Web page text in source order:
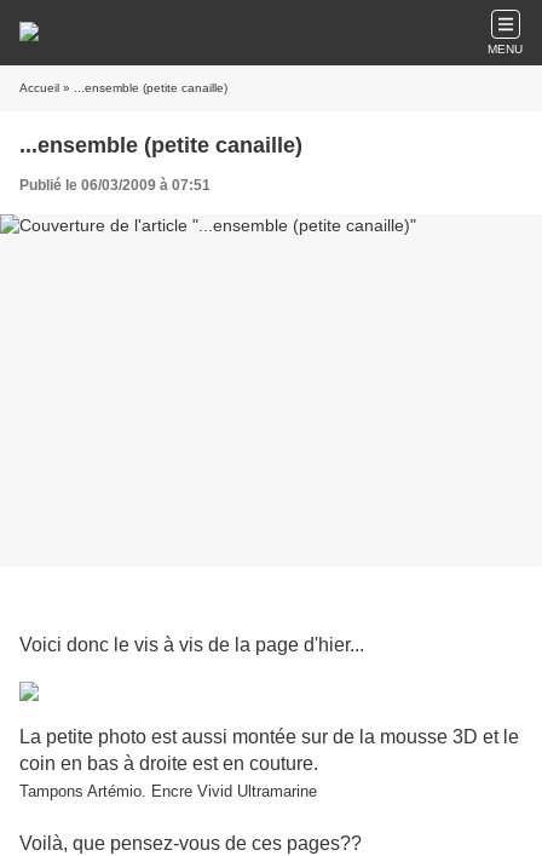
MENU
Accueil » ...ensemble (petite canaille)
...ensemble (petite canaille)
Publié le 06/03/2009 à 07:51
Voici donc le vis à vis de la page d'hier...
La petite photo est aussi montée sur de la mousse 3D et le
coin en bas à droite est en couture.
Tampons Artémio. Encre Vivid Ultramarine
Voilà, que pensez-vous de ces pages??